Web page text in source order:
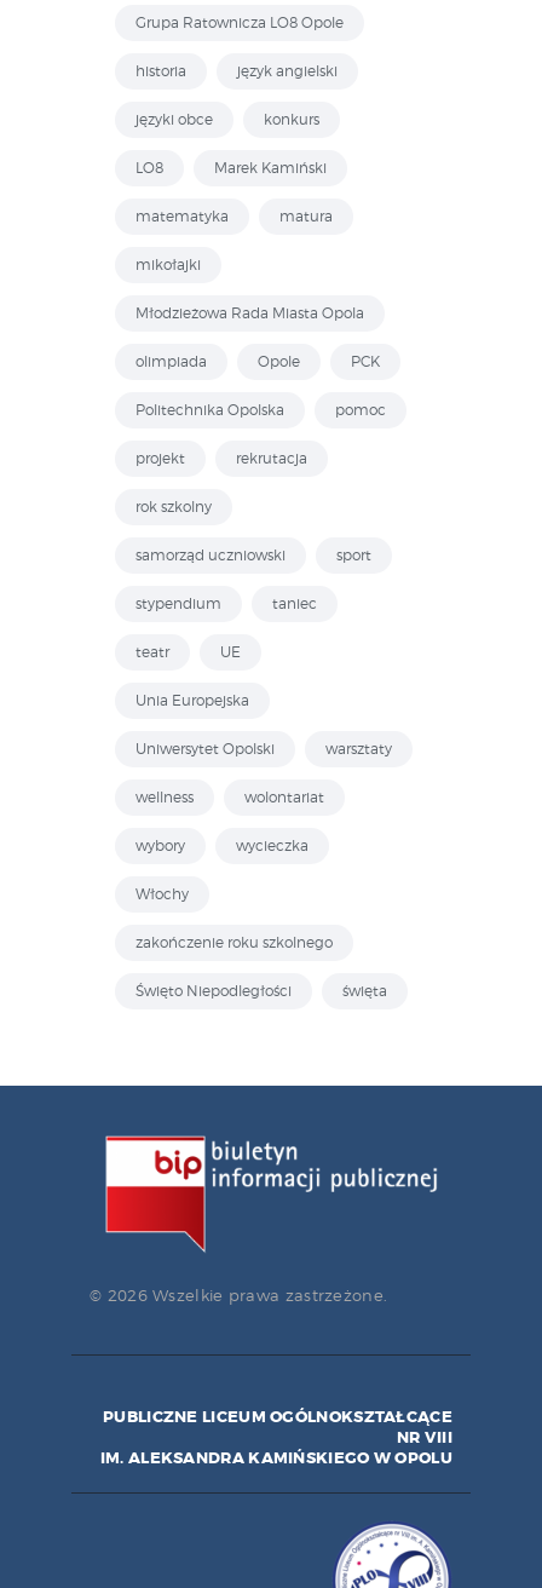
Grupa Ratownicza LO8 Opole
historia język angielski
języki obce konkurs
LO8 Marek Kamiński
matematyka matura
mikołajki
Młodzieżowa Rada Miasta Opola
olimpiada Opole PCK
Politechnika Opolska pomoc
projekt rekrutacja
rok szkolny
samorząd uczniowski sport
stypendium taniec
teatr UE
Unia Europejska
Uniwersytet Opolski warsztaty
wellness wolontariat
wybory wycieczka
Włochy
zakończenie roku szkolnego
Święto Niepodległości święta
© 2026 Wszelkie prawa zastrzeżone.
PUBLICZNE LICEUM OGÓLNOKSZTAŁCĄCE
NR VIII
IM. ALEKSANDRA KAMIŃSKIEGO W OPOLU